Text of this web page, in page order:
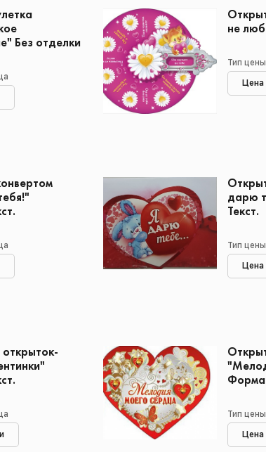
Без отделки
не
Тип
Цена
дарю
Текст.
Тип
Цена
Тип
Цена